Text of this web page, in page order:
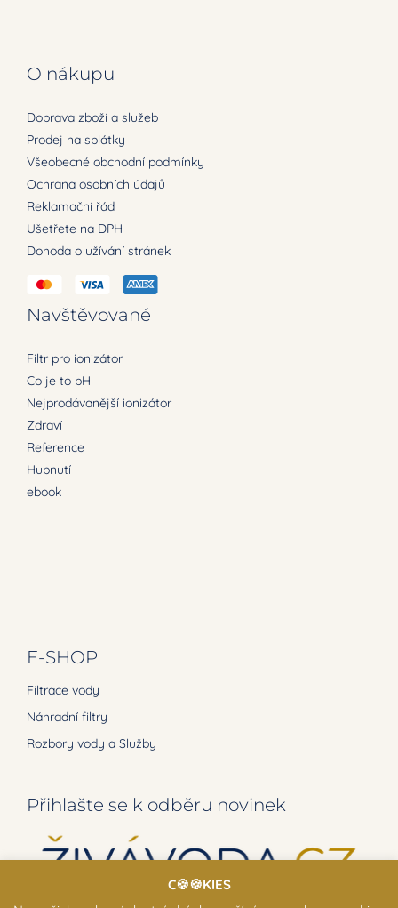
O nákupu
Doprava zboží a služeb
Prodej na splátky
Všeobecné obchodní podmínky
Ochrana osobních údajů
Reklamační řád
Ušetřete na DPH
Dohoda o užívání stránek
E-SHOP
Filtrace vody
Náhradní filtry
Rozbory vody a Služby
Navštěvované
Filtr pro ionizátor
Co je to pH
Nejprodávanější ionizátor
Zdraví
Reference
Hubnutí
ebook
Přihlašte se k odběru novinek
C🍪🍪KIES